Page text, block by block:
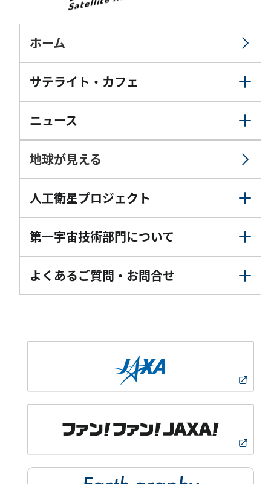
ホーム
サテライト・カフェ
ニュース
地球が見える
人工衛星プロジェクト
第一宇宙技術部門について
よくあるご質問・お問合せ